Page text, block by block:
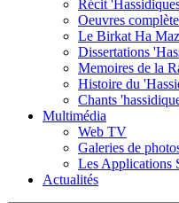
Récit
Oeuvres
Le Birkat Ha
Dissertations
Memoires de la
Histoire du
Chants
Multimédia
Web TV
Galeries de
Les Applications
Actualités